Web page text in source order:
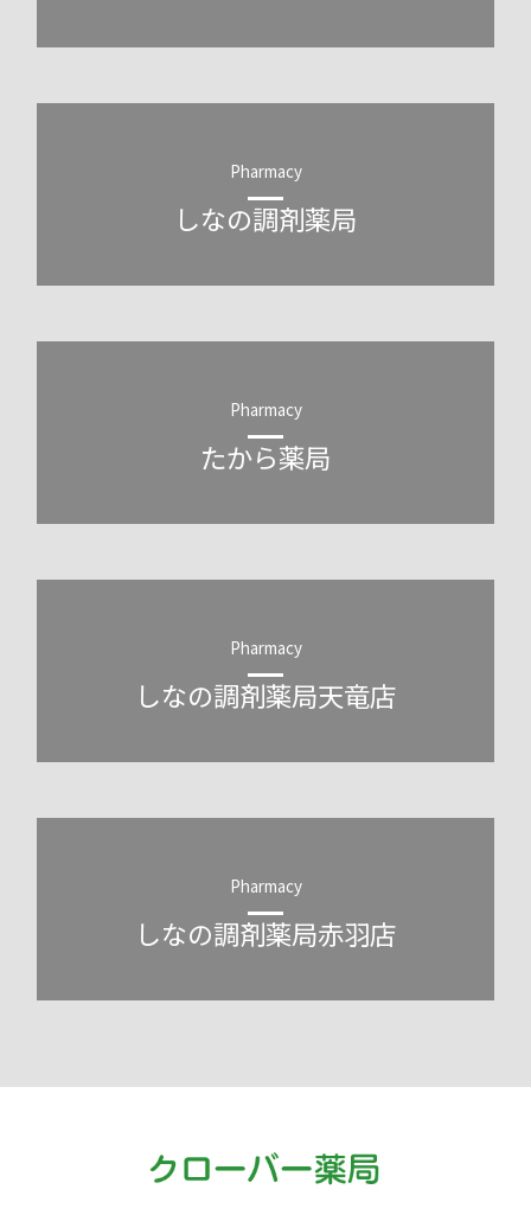
Pharmacy
しなの調剤薬局
Pharmacy
たから薬局
Pharmacy
しなの調剤薬局天竜店
Pharmacy
しなの調剤薬局赤羽店